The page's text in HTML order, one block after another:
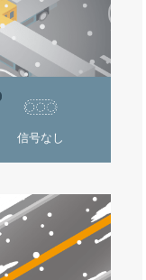
信号なし